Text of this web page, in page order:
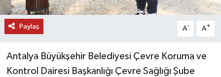
Paylaş A- A+
Antalya Büyükşehir Belediyesi Çevre Koruma ve
Kontrol Dairesi Başkanlığı Çevre Sağlığı Şube
VİDEO HABERLER
YAZARLAR
RESMİ İLAN